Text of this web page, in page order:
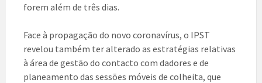
forem além de três dias.
Face à propagação do novo coronavírus, o IPST
revelou também ter alterado as estratégias relativas
à área de gestão do contacto com dadores e de
planeamento das sessões móveis de colheita, que